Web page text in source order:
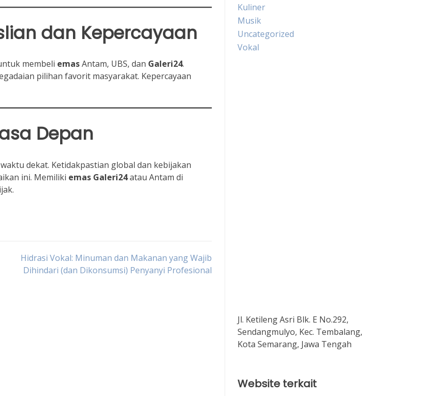
dan Kepercayaan
membeli emasAntam, UBS, dan Galeri24.
pilihan favorit masyarakat. Kepercayaan
Depan
dekat. Ketidakpastian global dan kebijakan
ini. Memiliki emas Galeri24atau Antam di
Hidrasi Vokal: Minuman dan Makanan yang Wajib
Dihindari (dan Dikonsumsi) Penyanyi Profesional
Kuliner
Musik
Uncategorized
Vokal
Jl. Ketileng Asri Blk. E No.292,
Sendangmulyo, Kec. Tembalang,
Kota Semarang, Jawa Tengah
Website terkait